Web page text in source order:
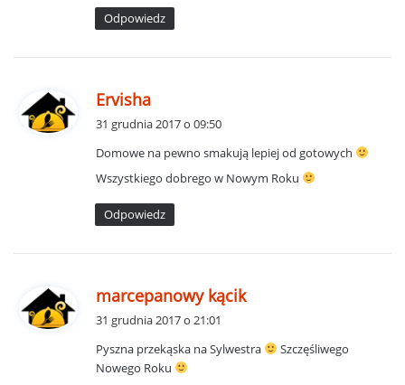
:
Odpowiedz
Ervisha
z
e
31 grudnia 2017 o 09:50
Domowe na pewno smakują lepiej od gotowych
Wszystkiego dobrego w Nowym Roku
Odpowiedz
marcepanowy kącikp
z
31 grudnia 2017 o 21:01
Pyszna przekąska na Sylwestra
Szczęśliwego
Nowego Roku